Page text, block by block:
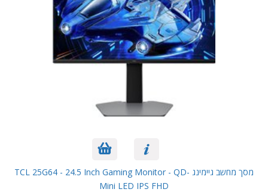
מסך מחשב גיימינג TCL 25G64 - 24.5 Inch Gaming Monitor - QD-
Mini LED IPS FHD